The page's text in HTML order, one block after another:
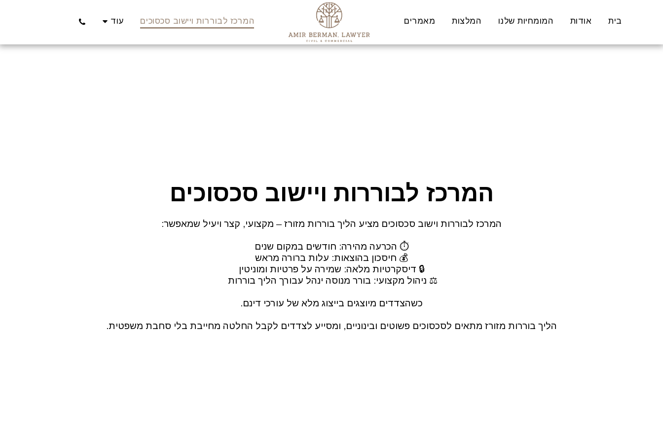
בית אודות המומחיות שלנו המלצות מאמרים המרכז לבוררות ויישוב סכסוכים עוד
המרכז לבוררות ויישוב סכסוכים
המרכז לבוררות וישוב סכסוכים מציע הליך בוררות מזורז – מקצועי, קצר ויעיל שמאפשר:
⏱ הכרעה מהירה: חודשים במקום שנים
💰 חיסכון בהוצאות: עלות ברורה מראש
🔒 דיסקרטיות מלאה: שמירה על פרטיות ומוניטין
⚖️ ניהול מקצועי: בורר מנוסה ינהל עבורך הליך בוררות
כשהצדדים מיוצגים בייצוג מלא של עורכי דינם.
הליך בוררות מזורז מתאים לסכסוכים פשוטים ובינוניים, ומסייע לצדדים לקבל החלטה מחייבת בלי סחבת משפטית.